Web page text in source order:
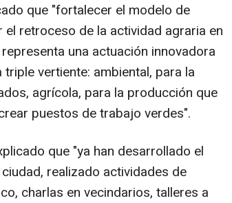
que "fortalecer el modelo de
retroceso de la actividad agraria en
una actuación innovadora
vertiente: ambiental, para la
agrícola, para la producción que
puestos de trabajo verdes".
que "ya han desarrollado el
realizado actividades de
charlas en vecindarios, talleres a